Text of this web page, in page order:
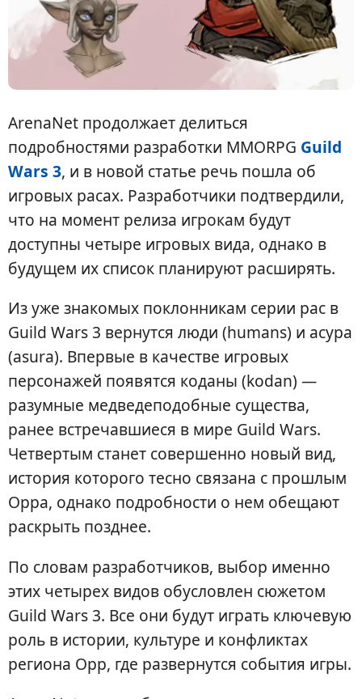
ArenaNet продолжает делиться
подробностями разработки MMORPG Guild
Wars 3, и в новой статье речь пошла об
игровых расах. Разработчики подтвердили,
что на момент релиза игрокам будут
доступны четыре игровых вида, однако в
будущем их список планируют расширять.
Из уже знакомых поклонникам серии рас в
Guild Wars 3 вернутся люди (humans) и асура
(asura). Впервые в качестве игровых
персонажей появятся коданы (kodan) —
разумные медведеподобные существа,
ранее встречавшиеся в мире Guild Wars.
Четвертым станет совершенно новый вид,
история которого тесно связана с прошлым
Орра, однако подробности о нем обещают
раскрыть позднее.
По словам разработчиков, выбор именно
этих четырех видов обусловлен сюжетом
Guild Wars 3. Все они будут играть ключевую
роль в истории, культуре и конфликтах
региона Орр, где развернутся события игры.